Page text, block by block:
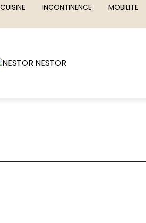
CUISINE INCONTINENCE MOBILITE